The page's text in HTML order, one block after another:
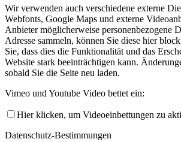
Wir verwenden auch verschiedene externe
Webfonts, Google Maps und externe
Anbieter möglicherweise personenbezogene
Adresse sammeln, können Sie diese hier
Sie, dass dies die Funktionalität und das
Website stark beeinträchtigen kann.
sobald Sie die Seite neu laden.
Vimeo und Youtube Video bettet ein:
Hier klicken, um Videoeinbettungen zu
Datenschutz-Bestimmungen